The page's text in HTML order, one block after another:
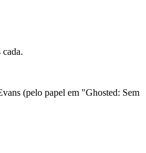
(pelo papel em "Ghosted: Sem